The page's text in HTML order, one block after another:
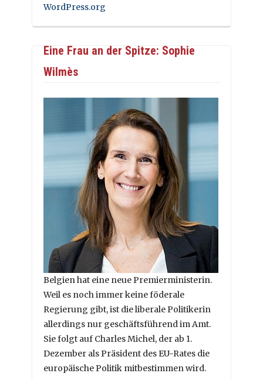
WordPress.org
Eine Frau an der Spitze: Sophie
Wilmès
Belgien hat eine neue Premierministerin.
Weil es noch immer keine föderale
Regierung gibt, ist die liberale Politikerin
allerdings nur geschäftsführend im Amt.
Sie folgt auf Charles Michel, der ab 1.
Dezember als Präsident des EU-Rates die
europäische Politik mitbestimmen wird.